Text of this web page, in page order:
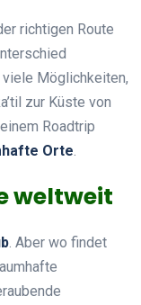
richtigen Route
Möglichkeiten,
zur Küste von
Roadtrip
Orte.
weltweit
. Aber wo findet